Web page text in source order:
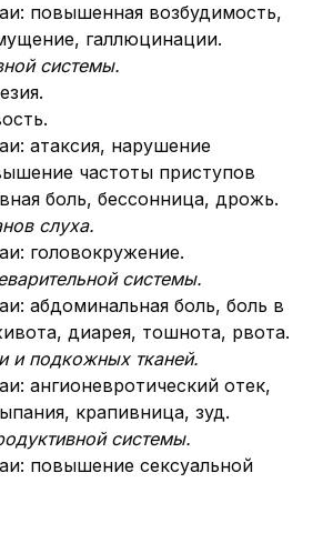
повышенная возбудимость,
галлюцинации.
системы.
атаксия, нарушение
частоты приступов
боль, бессонница, дрожь.
слуха.
головокружение.
системы.
абдоминальная боль, боль в
диарея, тошнота, рвота.
и подкожных тканей.
ангионевротический отек,
крапивница, зуд.
системы.
повышение сексуальной